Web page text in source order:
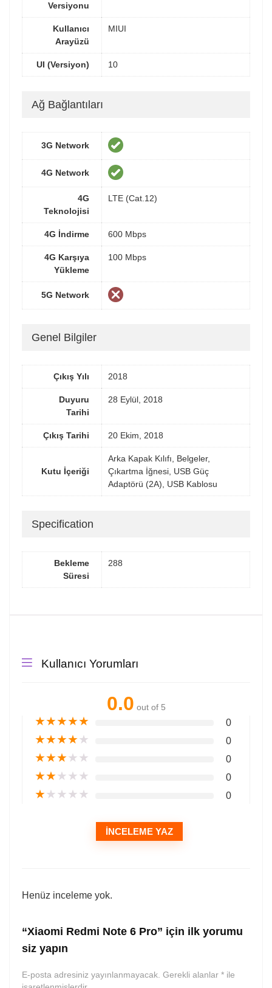
Versiyonu
Kullanıcı
Arayüzü
MIUI
UI (Versiyon) 10
Ağ Bağlantıları
3G Network
4G Network
4G
Teknolojisi
LTE (Cat.12)
4G İndirme 600 Mbps
4G Karşıya
Yükleme
100 Mbps
5G Network
Genel Bilgiler
Çıkış Yılı 2018
Duyuru
Tarihi
28 Eylül, 2018
Çıkış Tarihi 20 Ekim, 2018
Kutu İçeriği
Arka Kapak Kılıfı, Belgeler,
Çıkartma İğnesi, USB Güç
Adaptörü (2A), USB Kablosu
Specification
Bekleme
Süresi
288
Kullanıcı Yorumları
0.0 out of 5
★★★★★ 0
★★★★★ 0
★★★★★ 0
★★★★★ 0
★★★★★ 0
İNCELEME YAZ
Henüz inceleme yok.
“Xiaomi Redmi Note 6 Pro” için ilk yorumu
siz yapın
E-posta adresiniz yayınlanmayacak. Gerekli alanlar * ile